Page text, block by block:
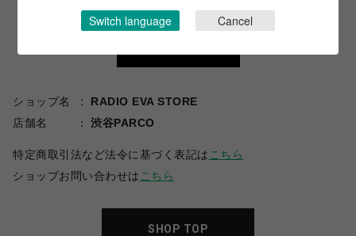
ショップ名
RADIO EVA STORE
店舗名
渋谷PARCO
特定商取引法など法令に基づく表記は こちら
ショップお問い合わせは こちら
SHOP TOP
Switch language Cancel